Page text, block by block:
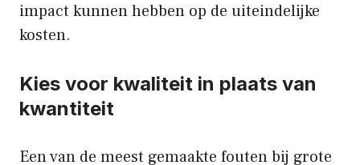
impact kunnen hebben op de uiteindelijke
kosten.
Kies voor kwaliteit in plaats van
kwantiteit
Een van de meest gemaakte fouten bij grote